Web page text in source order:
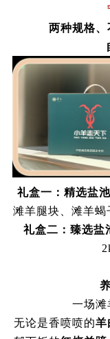
两种规格
礼盒一：精选盐
滩羊腿块、滩羊
礼盒二：臻选盐
一场滩
无论是香喷喷的羊